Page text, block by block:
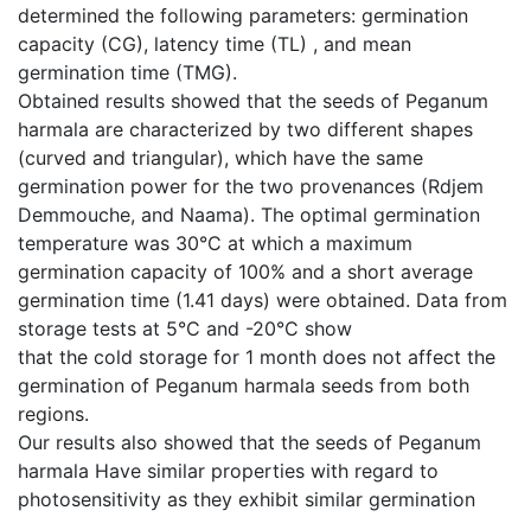
determined the following parameters: germination
capacity (CG), latency time (TL) , and mean
germination time (TMG).
Obtained results showed that the seeds of Peganum
harmala are characterized by two different shapes
(curved and triangular), which have the same
germination power for the two provenances (Rdjem
Demmouche, and Naama). The optimal germination
temperature was 30°C at which a maximum
germination capacity of 100% and a short average
germination time (1.41 days) were obtained. Data from
storage tests at 5°C and -20°C show
that the cold storage for 1 month does not affect the
germination of Peganum harmala seeds from both
regions.
Our results also showed that the seeds of Peganum
harmala Have similar properties with regard to
photosensitivity as they exhibit similar germination